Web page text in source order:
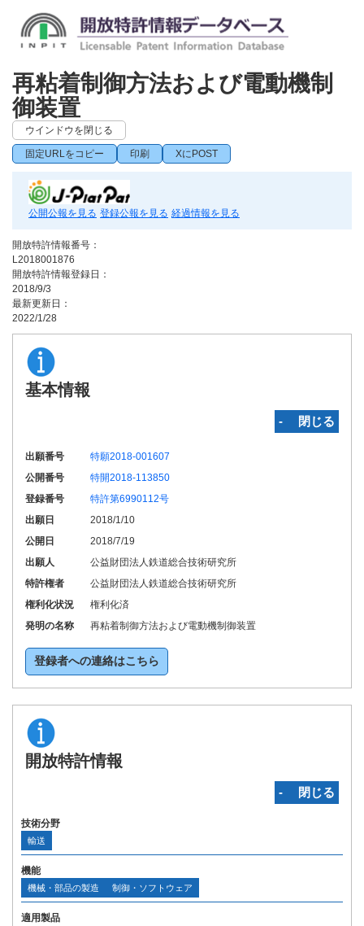
再粘着制御方法および電動機制
御装置
ウインドウを閉じる
固定URLをコピー 印刷 XにPOST
公開公報を見る 登録公報を見る 経過情報を見る
開放特許情報番号：
L2018001876
開放特許情報登録日：
2018/9/3
最新更新日：
2022/1/28
基本情報
‐ 閉じる
出願番号
特願2018-001607
公開番号
特開2018-113850
登録番号
特許第6990112号
出願日
2018/1/10
公開日
2018/7/19
出願人
公益財団法人鉄道総合技術研究所
特許権者
公益財団法人鉄道総合技術研究所
権利化状況
権利化済
発明の名称
再粘着制御方法および電動機制御装置
登録者への連絡はこちら
開放特許情報
‐ 閉じる
技術分野
輸送
機能
機械・部品の製造 制御・ソフトウェア
適用製品